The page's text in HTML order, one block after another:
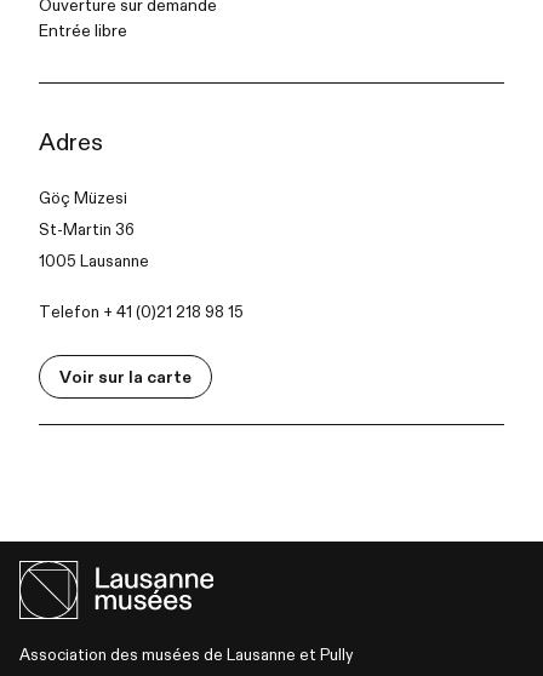
Ouverture sur demande
Entrée libre
Adres
Göç Müzesi
St-Martin 36
1005 Lausanne
Telefon + 41 (0)21 218 98 15
Voir sur la carte
Association des musées de Lausanne et Pully